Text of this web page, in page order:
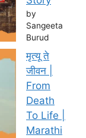
by
Sangeeta
Burud
मृत्यू ते
जीवन |
From
Death
To Life |
Marathi